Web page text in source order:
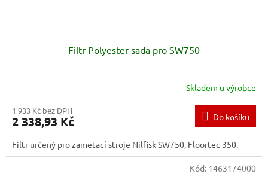
Filtr Polyester sada pro SW750
Skladem u výrobce
1 933 Kč bez DPH
2 338,93 Kč Do košíku
Filtr určený pro zametací stroje Nilfisk SW750, Floortec 350.
Kód: 1463174000